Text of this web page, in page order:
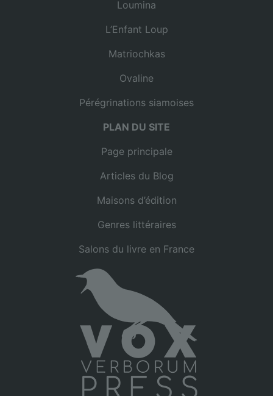
Loumina
L’Enfant Loup
Matriochkas
Ovaline
Pérégrinations siamoises
PLAN DU SITE
Page principale
Articles du Blog
Maisons d’édition
Genres littéraires
Salons du livre en France